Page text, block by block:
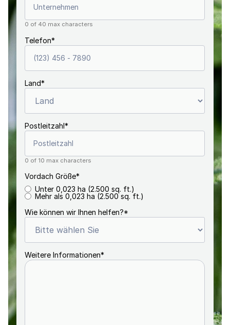
0 of 40 max characters
Telefon*
Land*
Postleitzahl*
0 of 10 max characters
Vordach Größe*
Unter 0,023 ha (2.500 sq. ft.)
Mehr als 0,023 ha (2.500 sq. ft.)
Wie können wir Ihnen helfen?*
Weitere Informationen*